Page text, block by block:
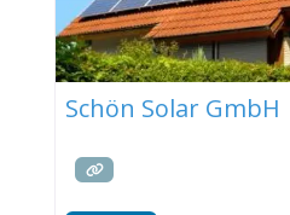
Schön Solar GmbH